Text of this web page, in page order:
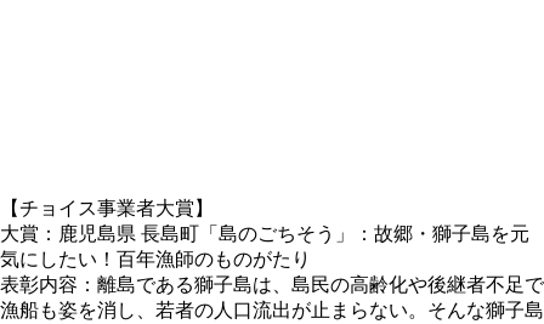
【チョイス事業者大賞】
大賞：鹿児島県 長島町「島のごちそう」：故郷・獅子島を元
気にしたい！百年漁師のものがたり
表彰内容：離島である獅子島は、島民の高齢化や後継者不足で
漁船も姿を消し、若者の人口流出が止まらない。そんな獅子島